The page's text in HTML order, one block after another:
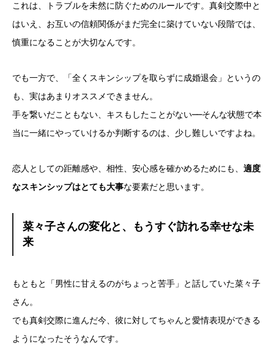
これは、トラブルを未然に防ぐためのルールです。真剣交際中と
はいえ、お互いの信頼関係がまだ完全に築けていない段階では、
慎重になることが大切なんです。
でも一方で、「全くスキンシップを取らずに成婚退会」というの
も、実はあまりオススメできません。
手を繋いだこともない、キスもしたことがない──そんな状態で本
当に一緒にやっていけるか判断するのは、少し難しいですよね。
恋人としての距離感や、相性、安心感を確かめるためにも、 適度
なスキンシップはとても大事な要素だと思います。
菜々子さんの変化と、もうすぐ訪れる幸せな未
来
もともと「男性に甘えるのがちょっと苦手」と話していた菜々子
さん。
でも真剣交際に進んだ今、彼に対してちゃんと愛情表現ができる
ようになったそうなんです。